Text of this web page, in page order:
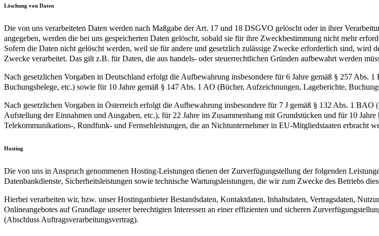
Löschung von Daten
Die von uns verarbeiteten Daten werden nach Maßgabe der Art. 17 und 18 DSGVO gelöscht oder in ihrer
angegeben, werden die bei uns gespeicherten Daten gelöscht, sobald sie für ihre Zweckbestimmung nicht mehr
Sofern die Daten nicht gelöscht werden, weil sie für andere und gesetzlich zulässige Zwecke erforderlich sind, wird
Zwecke verarbeitet. Das gilt z.B. für Daten, die aus handels- oder steuerrechtlichen Gründen aufbewahrt werden
Nach gesetzlichen Vorgaben in Deutschland erfolgt die Aufbewahrung insbesondere für 6 Jahre gemäß § 257 Abs.
Buchungsbelege, etc.) sowie für 10 Jahre gemäß § 147 Abs. 1 AO (Bücher, Aufzeichnungen, Lageberichte,
Nach gesetzlichen Vorgaben in Österreich erfolgt die Aufbewahrung insbesondere für 7 J gemäß § 132 Abs. 1
Aufstellung der Einnahmen und Ausgaben, etc.), für 22 Jahre im Zusammenhang mit Grundstücken und für 10
Telekommunikations-, Rundfunk- und Fernsehleistungen, die an Nichtunternehmer in EU-Mitgliedstaaten erbracht
Hosting
Die von uns in Anspruch genommenen Hosting-Leistungen dienen der Zurverfügungstellung der folgenden
Datenbankdienste, Sicherheitsleistungen sowie technische Wartungsleistungen, die wir zum Zwecke des Betriebs
Hierbei verarbeiten wir, bzw. unser Hostinganbieter Bestandsdaten, Kontaktdaten, Inhaltsdaten, Vertragsdaten,
Onlineangebotes auf Grundlage unserer berechtigten Interessen an einer effizienten und sicheren
(Abschluss Auftragsverarbeitungsvertrag).